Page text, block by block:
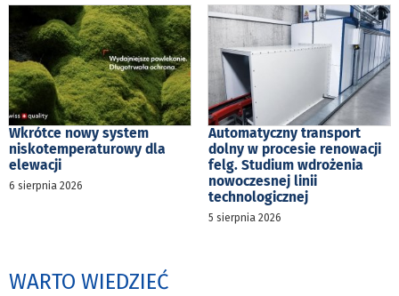
Wkrótce nowy system
niskotemperaturowy dla
elewacji
6 sierpnia 2026
Automatyczny transport
dolny w procesie renowacji
felg. Studium wdrożenia
nowoczesnej linii
technologicznej
5 sierpnia 2026
WARTO WIEDZIEĆ